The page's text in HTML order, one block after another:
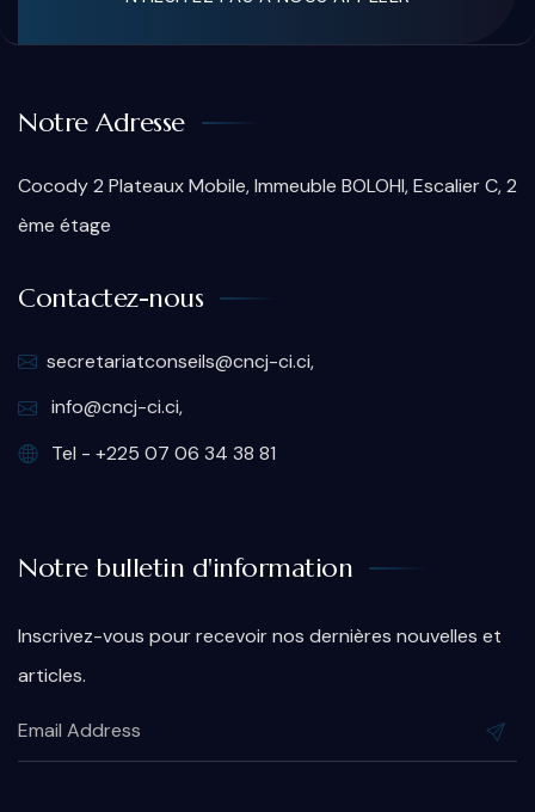
Notre Adresse
Cocody 2 Plateaux Mobile, Immeuble BOLOHI, Escalier C, 2
ème étage
Contactez-nous
secretariatconseils@cncj-ci.ci,
info@cncj-ci.ci,
Tel - +225 07 06 34 38 81
Notre bulletin d'information
Inscrivez-vous pour recevoir nos dernières nouvelles et
articles.